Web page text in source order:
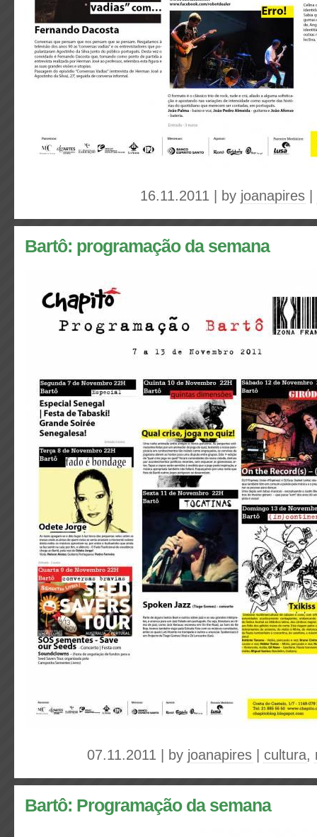
16.11.2011 | by joanapires
Bartô: programação da semana
07.11.2011 | by joanapires cultura,
Bartô: Programação da semana